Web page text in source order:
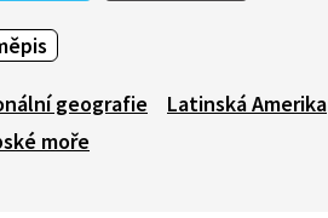
geografie Latinská Amerika
moře